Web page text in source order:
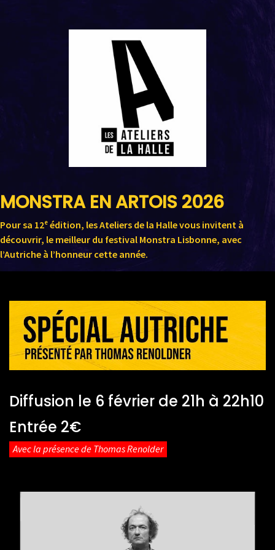
MONSTRA EN ARTOIS 2026
Pour sa 12ᵉ édition, les Ateliers de la Halle vous invitent à
découvrir, le meilleur du festival Monstra Lisbonne, avec
l’Autriche à l’honneur cette année.
Diffusion le 6 février de 21h à 22h10
Entrée 2€
Avec la présence de Thomas Renolder